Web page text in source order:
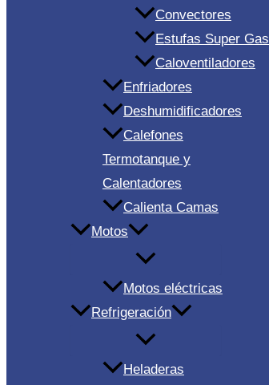
Convectores
Estufas Super Gas
Caloventiladores
Enfriadores
Deshumidificadores
Calefones
Termotanque y
Calentadores
Calienta Camas
Motos
Motos eléctricas
Refrigeración
Heladeras